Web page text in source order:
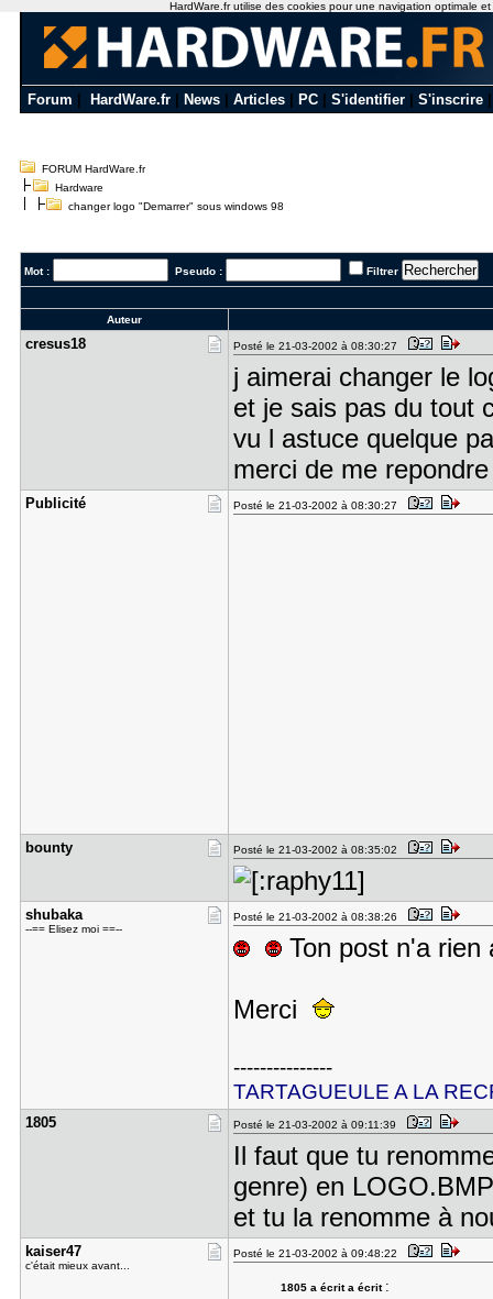
Forum HardWare.fr News Articles PC S'identifier S'inscrire
FORUM HardWare.fr
Hardware
changer logo "Demarrer" sous windows 98
Mot : Pseudo : Filtrer
Auteur
cresus18 Posté le 21-03-2002 à 08:30:27
j aimerai changer le
et je sais pas du tout
vu l astuce quelque
merci de me repondre
Publicité Posté le 21-03-2002 à 08:30:27
bounty Posté le 21-03-2002 à 08:35:02
shubaka
--== Elisez moi ==--
Posté le 21-03-2002 à 08:38:26
Ton post n'a rien
Merci
---------------
TARTAGUEULE A LA
1805 Posté le 21-03-2002 à 09:11:39
Il faut que tu
genre) en
et tu la renomme à
kaiser47
c'était mieux avant...
Posté le 21-03-2002 à 09:48:22
1805 a écrit a écrit :
HardWare.fr utilise des cookies pour une navigation optimale